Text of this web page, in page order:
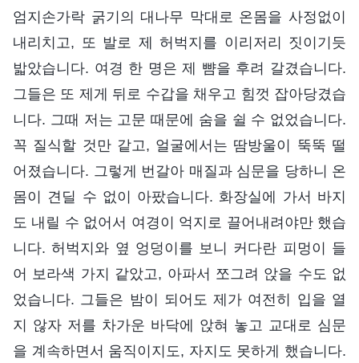
엄지손가락 굵기의 대나무 막대로 온몸을 사정없이
내리치고, 또 발로 제 허벅지를 이리저리 짓이기듯
밟았습니다. 여경 한 명은 제 뺨을 후려 갈겼습니다.
그들은 또 제게 뒤로 수갑을 채우고 힘껏 잡아당겼습
니다. 그때 저는 고문 때문에 숨을 쉴 수 없었습니다.
꼭 질식할 것만 같고, 얼굴에서는 땀방울이 뚝뚝 떨
어졌습니다. 그렇게 번갈아 매질과 심문을 당하니 온
몸이 견딜 수 없이 아팠습니다. 화장실에 가서 바지
도 내릴 수 없어서 여경이 억지로 끌어내려야만 했습
니다. 허벅지와 옆 엉덩이를 보니 커다란 피멍이 들
어 보라색 가지 같았고, 아파서 쪼그려 앉을 수도 없
었습니다. 그들은 밤이 되어도 제가 여전히 입을 열
지 않자 저를 차가운 바닥에 앉혀 놓고 교대로 심문
을 계속하면서 움직이지도, 자지도 못하게 했습니다.